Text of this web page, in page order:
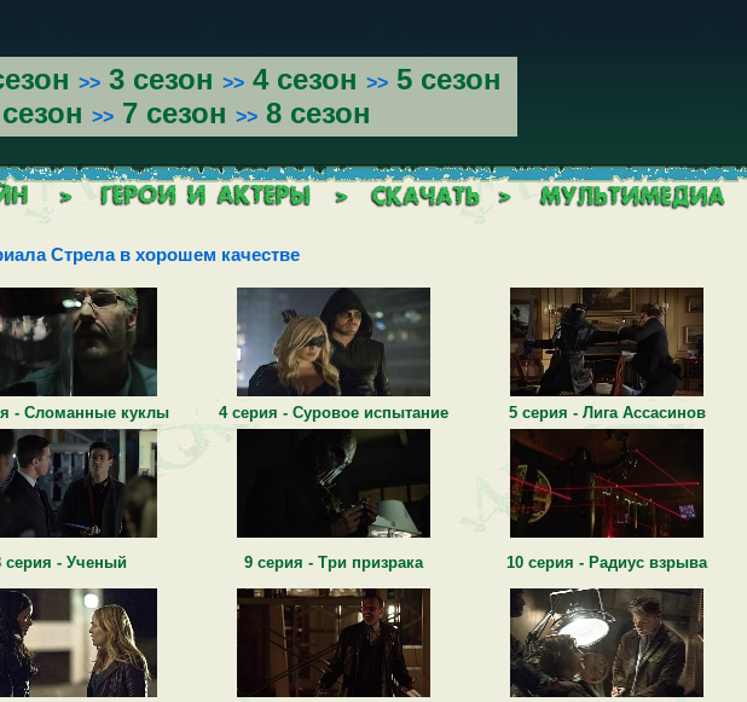
>> 3 сезон >> 4 сезон >> 5 сезон
>> 7 сезон >> 8 сезон
Стрела в хорошем качестве
- Сломанные куклы 4 серия - Суровое испытание 5 серия - Лига Ассасинов
серия - Ученый 9 серия - Три призрака 10 серия - Радиус взрыва